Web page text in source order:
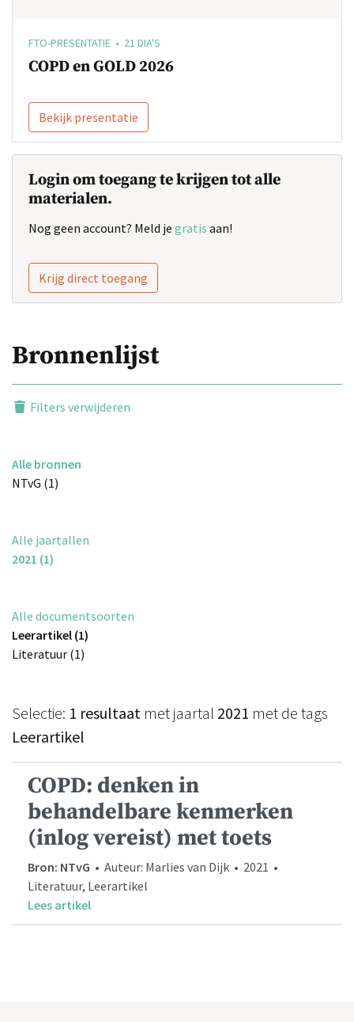
FTO-PRESENTATIE • 21 DIA'S
COPD en GOLD 2026
Bekijk presentatie
Login om toegang te krijgen tot alle
materialen.
Nog geen account? Meld je gratis aan!
Krijg direct toegang
Bronnenlijst
Filters verwijderen
Alle bronnen
NTvG (1)
Alle jaartallen
2021 (1)
Alle documentsoorten
Leerartikel (1)
Literatuur (1)
Selectie: 1 resultaat met jaartal 2021 met de tags
Leerartikel
COPD: denken in
behandelbare kenmerken
(inlog vereist) met toets
Bron: NTvG • Auteur: Marlies van Dijk • 2021 •
Literatuur, Leerartikel
Lees artikel